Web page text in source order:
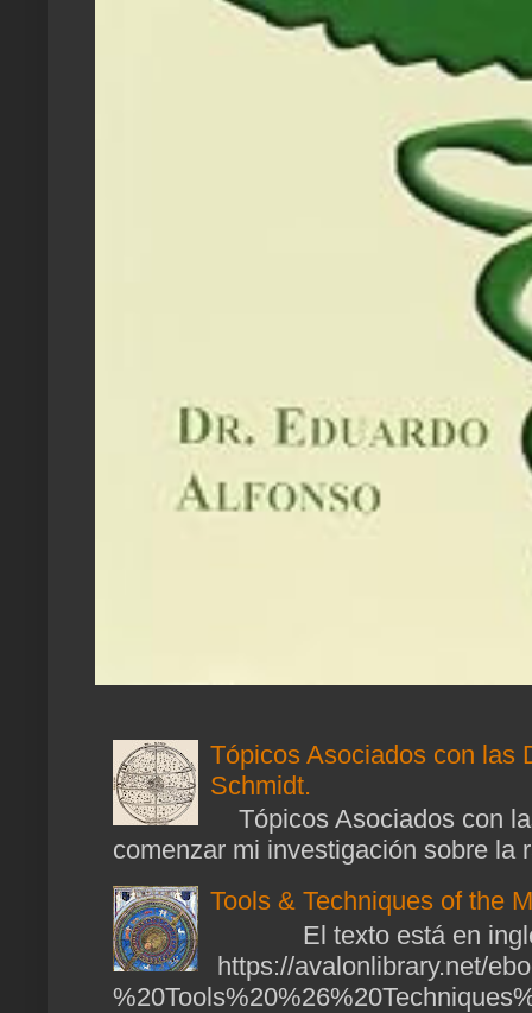
Tópicos Asociados con las
Schmidt.
Tópicos Asociados con
comenzar mi investigación sobre la
Tools & Techniques of the
El texto está en
https://avalonlibrary.net/